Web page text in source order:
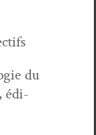
du
édi­